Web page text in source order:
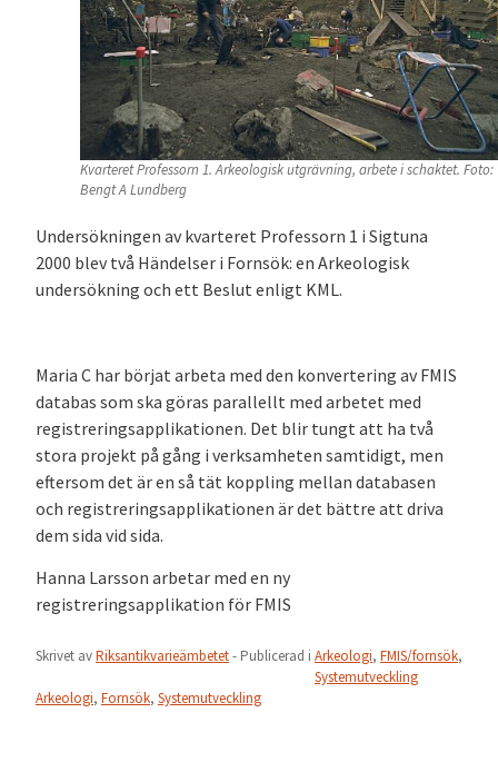
Kvarteret Professorn 1. Arkeologisk utgrävning, arbete i schaktet. Foto:
Bengt A Lundberg
Undersökningen av kvarteret Professorn 1 i Sigtuna
2000 blev två Händelser i Fornsök: en Arkeologisk
undersökning och ett Beslut enligt KML.
Maria C har börjat arbeta med den konvertering av FMIS
databas som ska göras parallellt med arbetet med
registreringsapplikationen. Det blir tungt att ha två
stora projekt på gång i verksamheten samtidigt, men
eftersom det är en så tät koppling mellan databasen
och registreringsapplikationen är det bättre att driva
dem sida vid sida.
Hanna Larsson arbetar med en ny
registreringsapplikation för FMIS
Skrivet avRiksantikvarieämbetet- Publicerad i Arkeologi, FMIS/fornsök,
Systemutveckling
Arkeologi, Fornsök, Systemutveckling